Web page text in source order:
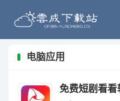
电脑应用
免费短剧看看